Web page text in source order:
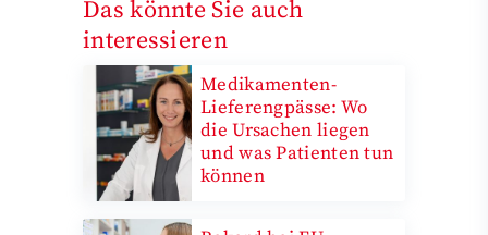
Das könnte Sie auch
interessieren
Medikamenten-
Lieferengpässe: Wo
die Ursachen liegen
und was Patienten tun
können